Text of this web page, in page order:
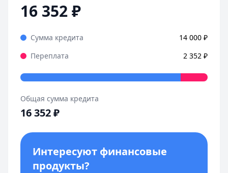
16 352₽
Сумма кредита 14 000 ₽
Переплата
2 352 ₽
Общая сумма кредита
16 352₽
Интересуют финансовые
продукты?